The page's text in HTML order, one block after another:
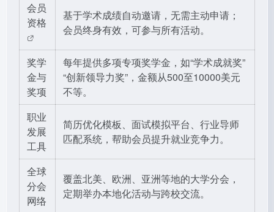
会员
资格
基于学术成绩自动邀请，无需主动申请；
会员终身有效，可参与所有活动。
奖学
金与
奖项
每年提供多项专项奖学金，如“学术成就奖”
“创新领导力奖”，金额从500至10000美元
不等。
职业
发展
工具
简历优化模板、面试模拟平台、行业导师
匹配系统，帮助会员提升就业竞争力。
全球
分会
网络
覆盖北美、欧洲、亚洲等地的大学分会，
定期举办本地化活动与跨校交流。